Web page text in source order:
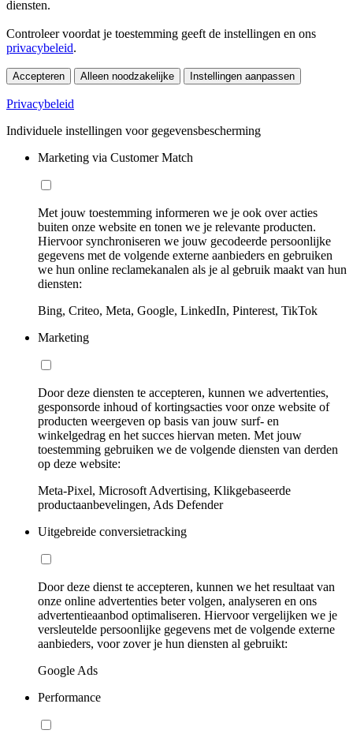
diensten.
Controleer voordat je toestemming geeft de instellingen en ons
privacybeleid.
Accepteren Alleen noodzakelijke Instellingen aanpassen
Privacybeleid
Individuele instellingen voor gegevensbescherming
Marketing via Customer Match
Met jouw toestemming informeren we je ook over acties
buiten onze website en tonen we je relevante producten.
Hiervoor synchroniseren we jouw gecodeerde persoonlijke
gegevens met de volgende externe aanbieders en gebruiken
we hun online reclamekanalen als je al gebruik maakt van hun
diensten:
Bing, Criteo, Meta, Google, LinkedIn, Pinterest, TikTok
Marketing
Door deze diensten te accepteren, kunnen we advertenties,
gesponsorde inhoud of kortingsacties voor onze website of
producten weergeven op basis van jouw surf- en
winkelgedrag en het succes hiervan meten. Met jouw
toestemming gebruiken we de volgende diensten van derden
op deze website:
Meta-Pixel, Microsoft Advertising, Klikgebaseerde
productaanbevelingen, Ads Defender
Uitgebreide conversietracking
Door deze dienst te accepteren, kunnen we het resultaat van
onze online advertenties beter volgen, analyseren en ons
advertentieaanbod optimaliseren. Hiervoor vergelijken we je
versleutelde persoonlijke gegevens met de volgende externe
aanbieders, voor zover je hun diensten al gebruikt:
Google Ads
Performance